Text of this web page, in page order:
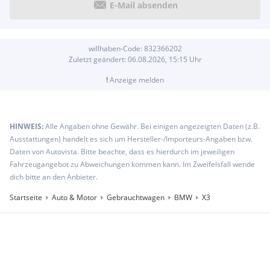
E-Mail absenden
willhaben-Code: 832366202
Zuletzt geändert: 06.08.2026, 15:15 Uhr
!Anzeige melden
HINWEIS:Alle Angaben ohne Gewähr. Bei einigen angezeigten Daten (z.B.
Ausstattungen) handelt es sich um Hersteller-/Importeurs-Angaben bzw.
Daten von Autovista. Bitte beachte, dass es hierdurch im jeweiligen
Fahrzeugangebot zu Abweichungen kommen kann. Im Zweifelsfall wende
dich bitte an den Anbieter.
Startseite
Auto & Motor Gebrauchtwagen BMW X3